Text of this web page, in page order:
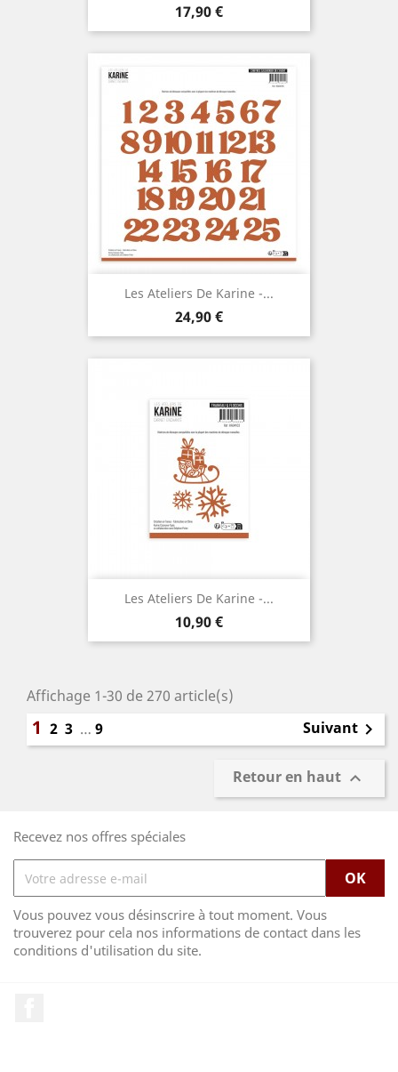
Prix
17,90 €
Les Ateliers De Karine -...
Prix
24,90 €
Les Ateliers De Karine -...
Prix
10,90 €
Affichage 1-30 de 270 article(s)
1 2 3 … 9 Suivant 
Retour en haut 
Recevez nos offres spéciales
Vous pouvez vous désinscrire à tout moment. Vous
trouverez pour cela nos informations de contact dans les
conditions d'utilisation du site.